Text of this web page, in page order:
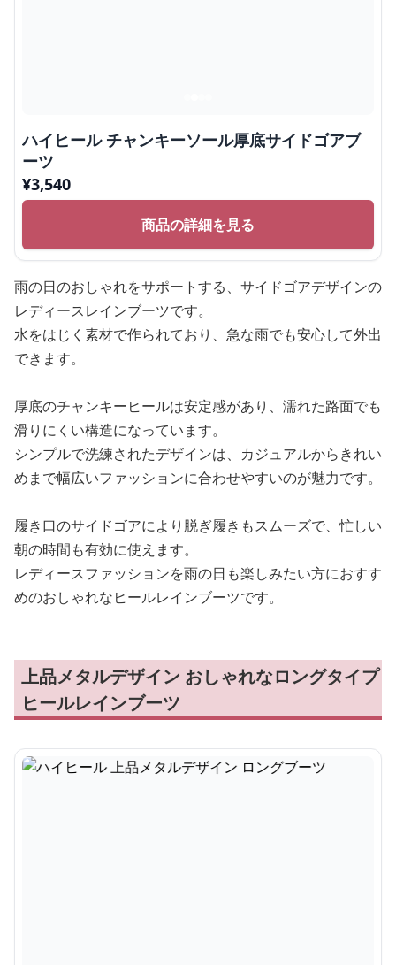
ハイヒール チャンキーソール厚底サイドゴアブ
ーツ
¥3,540
商品の詳細を見る
雨の日のおしゃれをサポートする、サイドゴアデザインの
レディースレインブーツです。
水をはじく素材で作られており、急な雨でも安心して外出
できます。
厚底のチャンキーヒールは安定感があり、濡れた路面でも
滑りにくい構造になっています。
シンプルで洗練されたデザインは、カジュアルからきれい
めまで幅広いファッションに合わせやすいのが魅力です。
履き口のサイドゴアにより脱ぎ履きもスムーズで、忙しい
朝の時間も有効に使えます。
レディースファッションを雨の日も楽しみたい方におすす
めのおしゃれなヒールレインブーツです。
上品メタルデザイン おしゃれなロングタイプ
ヒールレインブーツ